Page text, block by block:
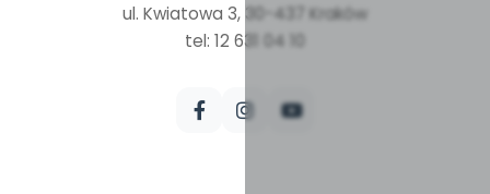
ul. Kwiatowa 3, 30-437 Kraków
tel: 12 631 04 10